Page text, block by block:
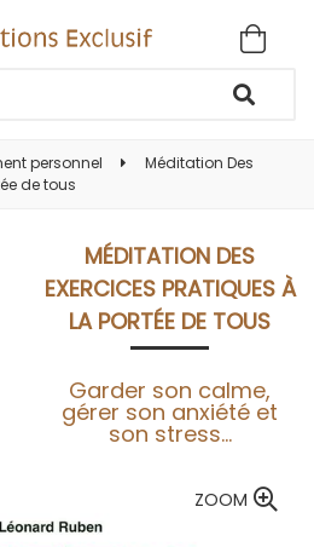
personnel
Méditation Des
de tous
MÉDITATION DES
EXERCICES PRATIQUES À
LA PORTÉE DE TOUS
Garder son calme,
gérer son anxiété et
son stress...
ZOOM